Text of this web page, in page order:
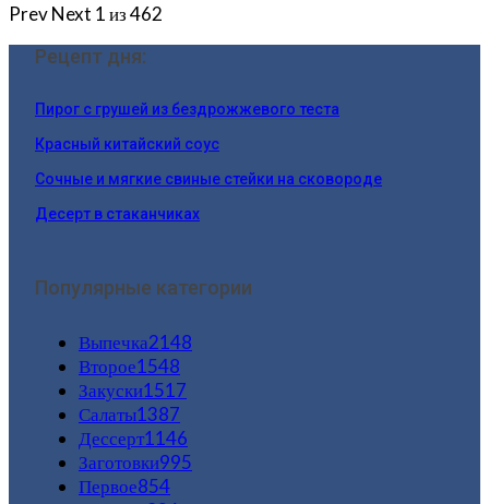
PrevNext 1 из 462
Рецепт дня:
Пирог с грушей из бездрожжевого теста
Красный китайский соус
Сочные и мягкие свиные стейки на сковороде
Десерт в стаканчиках
Популярные категории
Выпечка2148
Второе1548
Закуски1517
Салаты1387
Дессерт1146
Заготовки995
Первое854